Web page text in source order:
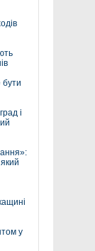
бути
і
у